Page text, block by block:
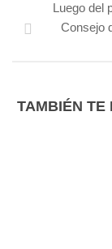
Luego del
Consejo
TAMBIÉN TE